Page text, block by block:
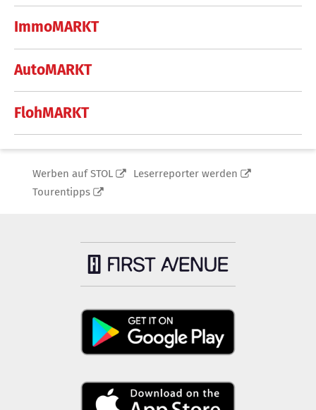
ImmoMARKT
AutoMARKT
FlohMARKT
Werben auf STOL
Leserreporter werden
Tourentipps